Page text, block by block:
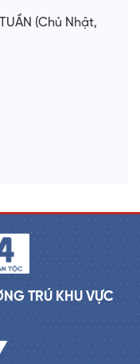
(Chủ Nhật,
TRÚ KHU VỰC